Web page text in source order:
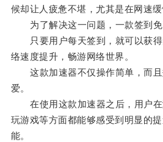
候却让人疲惫不堪，尤其是在网速缓
为了解决这一问题，一款签到免
只要用户每天签到，就可以获得
络速度提升，畅游网络世界。
这款加速器不仅操作简单，而且
爱。
在使用这款加速器之后，用户在
玩游戏等方面都能够感受到明显的
能。